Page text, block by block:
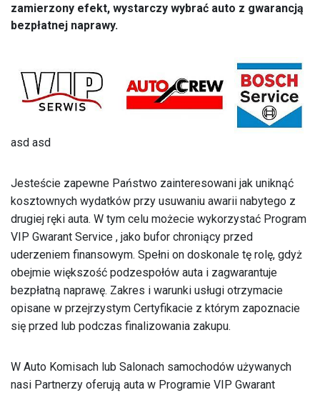
zamierzony efekt, wystarczy wybrać auto z gwarancją
bezpłatnej naprawy.
asd asd
Jesteście zapewne Państwo zainteresowani jak uniknąć
kosztownych wydatków przy usuwaniu awarii nabytego z
drugiej ręki auta. W tym celu możecie wykorzystać Program
VIP Gwarant Service , jako bufor chroniący przed
uderzeniem finansowym. Spełni on doskonale tę rolę, gdyż
obejmie większość podzespołów auta i zagwarantuje
bezpłatną naprawę. Zakres i warunki usługi otrzymacie
opisane w przejrzystym Certyfikacie z którym zapoznacie
się przed lub podczas finalizowania zakupu.
W Auto Komisach lub Salonach samochodów używanych
nasi Partnerzy oferują auta w Programie VIP Gwarant